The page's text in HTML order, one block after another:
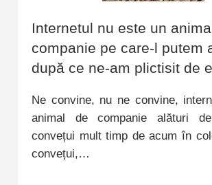
Internetul nu este un
companie pe care-l putem
după ce ne-am plictisit de
Ne convine, nu ne convine,
animal de companie alături
convețui mult timp de acum în
convețui,…